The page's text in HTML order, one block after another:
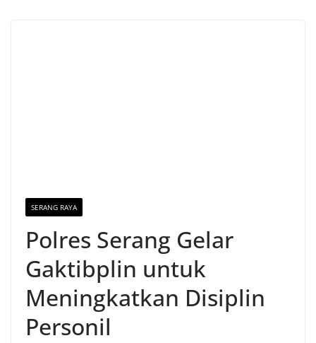
SERANG RAYA
Polres Serang Gelar
Gaktibplin untuk
Meningkatkan Disiplin
Personil